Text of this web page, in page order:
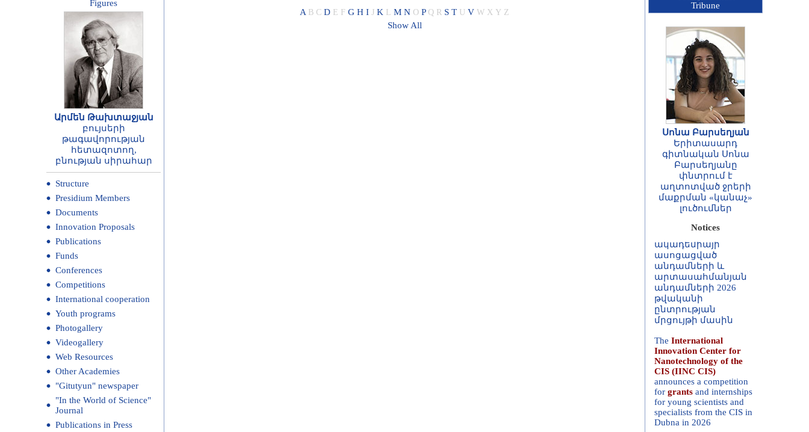
Figures
Արմեն Թախտաջյան
բույսերի
թագավորության
հետազոտող,
բնության սիրահար
Structure
Presidium Members
Documents
Innovation Proposals
Publications
Funds
Conferences
Competitions
International cooperation
Youth programs
Photogallery
Videogallery
Web Resources
Other Academies
"Gitutyun" newspaper
"In the World of Science"
Journal
Publications in Press
A B C D E F G H I J K L M N O P Q R S T U V W X Y Z
Show All
Tribune
Սոնա Բարսեղյան
Երիտասարդ
գիտնական Սոնա
Բարսեղյանը
փնտրում է
աղտոտված ջրերի
մաքրման «կանաչ»
լուծումներ
Notices
ՀԱՅՏԱՐԱՐՈՒԹՅՈՒՆ
Հայաստանի
Հանրապետության
գիտությունների
ազգային
ակադեմիայի
անդամների և
արտասահմանյան
անդամների 2026
թվականի
ընտրության
մրցույթի մասին
TheInternational
Nanotechnology of the
CIS (IINC CIS)
announces a competition
forgrantsand internships
for young scientists and
specialists from the CIS in
Dubna in 2026